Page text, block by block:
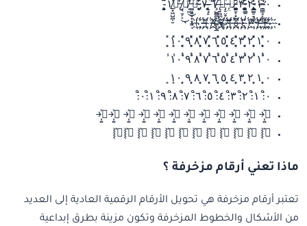
٠̶̛͗̒̂͆ͅ ̵̪̳̘͎̦́̐͜١̵̧̢͈̱̥̰̞̱̲̊ ̵̧͚̠̟̺̔̂̈́͊̓͜٢̴̣̱̤̜̻̪̫̀̃͋̇͆̔̀ ̵̢͇̭̣̌̿̈́͒̄̃̉̚٣̷͚͚̦̺̜̰̥̓ͅ ̴̨̮͔͙̰̄̌͗٤̴̩̤̿͛ ̴̡̠̤̥̤̇͂̌͜͝ͅ٥̶̢̛̞͖̲̤̖̱̀͗̈́͋̎̉͜ͅͅ ̸̧̺̻̪͕̪͚̖̘̲̃̈́̚٦̵̯̖̦͝ͅ ̶̢̘̙͆͛̀͋̈͋̋̈̏٧̴̡̞̥̔͂́̍̃̓ ̴̩͂͛̌̅͋̑̓͒̽̕٨̵͚̘͍̬̟͙̰̭̈͋̀̿̊͋͊̓͘͝ͅ ̸͔͖̾͋̇͐̕͜٩̸̘̖̮̗͕̏͜͝ͅ ̵̢̓̋̈̀̍͆̏̚͠١̵̜͉̥̠̰̦̎̈́̽̋̈́̍͌͊́͝ͅ٠̸̲͙͖̺̪̩̮͑͒͗̑̅̽̋͊
٠҉ ҉١҉ ҉٢҉ ҉٣҉ ҉٤҉ ҉٥҉ ҉٦҉ ҉٧҉ ҉٨҉ ҉٩҉ ҉١҉٠҉
٠͓̽ ͓̽١͓̽ ͓̽٢͓̽ ͓̽٣͓̽ ͓̽٤͓̽ ͓̽٥͓̽ ͓̽٦͓̽ ͓̽٧͓̽ ͓̽٨͓̽ ͓̽٩͓̽ ͓̽١͓̽٠͓̽
٠̾ ̾١̾ ̾٢̾ ̾٣̾ ̾٤̾ ̾٥̾ ̾٦̾ ̾٧̾ ̾٨̾ ̾٩̾ ̾١̾٠̾
٠͎ ͎١͎ ͎٢͎ ͎٣͎ ͎٤͎ ͎٥͎ ͎٦͎ ͎٧͎ ͎٨͎ ͎٩͎ ͎١͎٠͎
٠̊⫶ ١̊⫶ ٢̊⫶ ٣̊⫶ ٤̊⫶ ٥̊⫶ ٦̊⫶ ٧̊⫶ ٨̊⫶ ٩̊⫶ ١̊⫶٠̊⫶
٠͎͍͐￫ ١͎͍͐￫ ٢͎͍͐￫ ٣͎͍͐￫ ٤͎͍͐￫ ٥͎͍͐￫ ٦͎͍͐￫ ٧͎͍͐￫ ٨͎͍͐￫ ٩͎͍͐￫ ١͎͍͐￫٠͎͍͐￫
٠͛⦚ ١͛⦚ ٢͛⦚ ٣͛⦚ ٤͛⦚ ٥͛⦚ ٦͛⦚ ٧͛⦚ ٨͛⦚ ٩͛⦚ ١͛⦚٠͛⦚
ماذا تعني أرقام مزخرفة ؟
تعتبر أرقام مزخرفة هي تحويل الأرقام الرقمية العادية إلى العديد
من الأشكال والخطوط المزخرفة وتكون مزينة بطرق إبداعية